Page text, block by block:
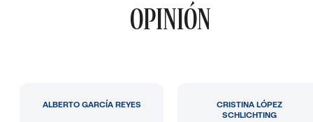
OPINIÓN
ALBERTO GARCÍA REYES
CRISTINA LÓPEZ
SCHLICHTING